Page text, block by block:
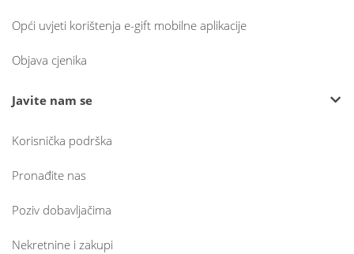
Opći uvjeti korištenja e-gift mobilne aplikacije
Objava cjenika
Javite nam se
Korisnička podrška
Pronađite nas
Poziv dobavljačima
Nekretnine i zakupi